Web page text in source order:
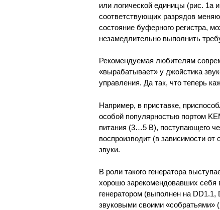
или логической единицы (рис. 1а
соответствующих разрядов
состояние буферного регистра,
незамедлительно выполнить
Рекомендуемая любителям
«вырабатывает» у джойстика
управления. Да так, что теперь
Например, в приставке,
особой популярностью портом
питания (3…5 В), поступающего
воспроизводит (в зависимости от
звуки.
В роли такого генератора
хорошо зарекомендовавших себя
генератором (выполнен на
звуковыми своими «собратьями»